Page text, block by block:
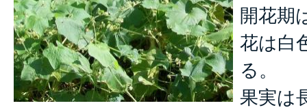
開花期
花は白
る。
果実は